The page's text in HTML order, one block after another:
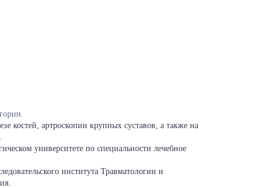
костей, артроскопии крупных суставов, а также на
университете по специальности лечебное
института Травматологии и